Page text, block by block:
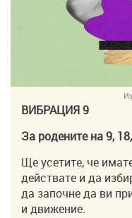
ВИБРАЦИЯ 9
За родените на 9,
Ще усетите, че
действате и да
да започне да ви
и движение.